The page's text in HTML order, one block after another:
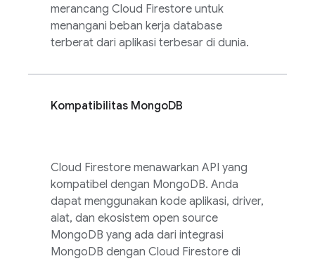
merancang Cloud Firestore untuk
menangani beban kerja database
terberat dari aplikasi terbesar di dunia.
Kompatibilitas MongoDB
Cloud Firestore menawarkan API yang
kompatibel dengan MongoDB. Anda
dapat menggunakan kode aplikasi, driver,
alat, dan ekosistem open source
MongoDB yang ada dari integrasi
MongoDB dengan Cloud Firestore di